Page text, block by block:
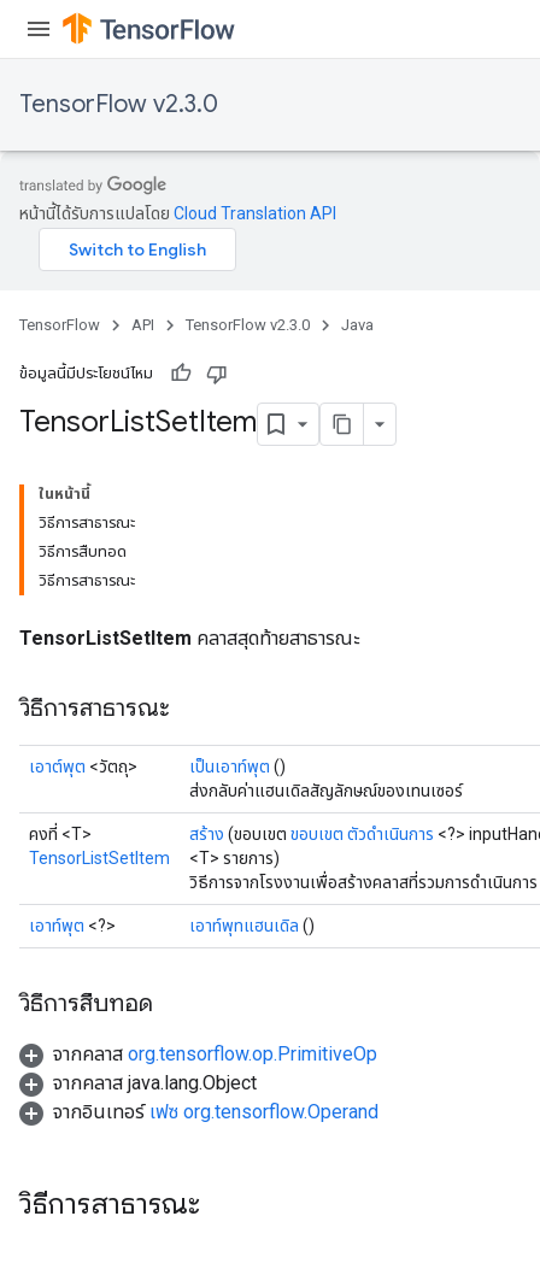
TensorFlow v2.3.0
หน้านี้ได้รับการแปลโดย Cloud Translation API
TensorFlow API TensorFlow v2.3.0 Java
ข้อมูลนี้มีประโยชน์ไหม
TensorListSetItem
ในหน้านี้
วิธีการสาธารณะ
วิธีการสืบทอด
วิธีการสาธารณะ
TensorListSetItem คลาสสุดท้ายสาธารณะ
วิธีการสาธารณะ
เอาต์พุต <วัตถุ> เป็นเอาท์พุต ()
ส่งกลับค่าแฮนเดิลสัญลักษณ์ของเทนเซอร์
คงที่ <T>
TensorListSetItem
สร้าง (ขอบเขต ขอบเขต ตัวดำเนินการ <?>
<T> รายการ)
วิธีการจากโรงงานเพื่อสร้างคลาสที่รวมการดำเนินก
เอาท์พุต <?> เอาท์พุทแฮนเดิล ()
วิธีการสืบทอด
จากคลาส org.tensorflow.op.PrimitiveOp
จากคลาส java.lang.Object
จากอินเทอร์ เฟซ org.tensorflow.Operand
วิธีการสาธารณะ